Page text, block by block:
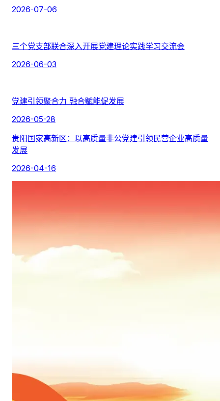
2026-07-06
三个党支部联合深入开展党建理论实践学习交流会
2026-06-03
党建引领聚合力 融合赋能促发展
2026-05-28
贵阳国家高新区：以高质量非公党建引领民营企业高质量
发展
2026-04-16